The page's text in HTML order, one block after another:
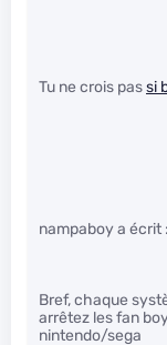
Tu ne crois passi
nampaboy a écrit :
Bref, chaque
arrêtez les fan
nintendo/sega